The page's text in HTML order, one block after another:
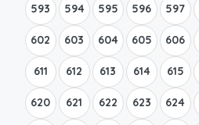
593 594 595 596 597
602 603 604 605 606
611 612 613 614 615
620 621 622 623 624